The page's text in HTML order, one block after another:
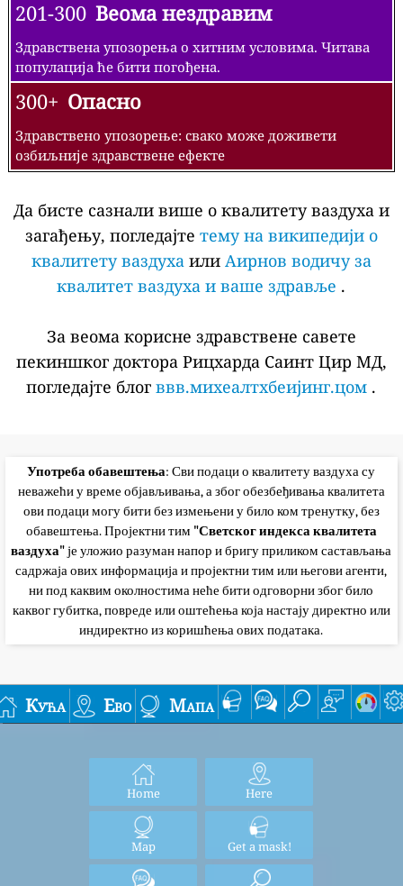
201-300 Веома нездравим
Здравствена упозорења о хитним условима. Читава
популација ће бити погођена.
300+ Опасно
Здравствено упозорење: свако може доживети
озбиљније здравствене ефекте
Да бисте сазнали више о квалитету ваздуха и
загађењу, погледајте тему на википедији о
квалитету ваздуха или Аирнов водичу за
квалитет ваздуха и ваше здравље .
За веома корисне здравствене савете
пекиншког доктора Рицхарда Саинт Цир МД,
погледајте блогввв.михеалтхбеијинг.цом .
Употреба обавештења: Сви подаци о квалитету ваздуха су
неважећи у време објављивања, а због обезбеђивања квалитета
ови подаци могу бити без измењени у било ком тренутку, без
обавештења. Пројектни тим "Светског индекса квалитета
ваздуха"је уложио разуман напор и бригу приликом састављања
садржаја ових информација и пројектни тим или његови агенти,
ни под каквим околностима неће бити одговорни због било
каквог губитка, повреде или оштећења која настају директно или
индиректно из коришћења ових података.
Кућа Ево Мапа
Home Here
Map Get a mask!